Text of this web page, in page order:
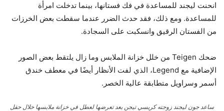
انحنت ليجند للمساعدة في فك فستانها، بينما تدخلت امرأة
للمساعدة. ومع ذلك، فقد حدث الضرر عندما سقطت بعض الخرزات
من الفستان الرقيق وانسكبت على السجادة.
ضحك Teigen من خلل خزانة الملابس وما زال يلتقط بعض الصور
الإضافية مع Legend، الذي لفت الأنظار أيضًا في معطف خندق
أسمر وسراويل متطابقة عالية الخصر.
ساعد جون ليجند زوجته كريسي تيجن بعد تعرضها لعطل في خزانة ملابسها خلال حفل